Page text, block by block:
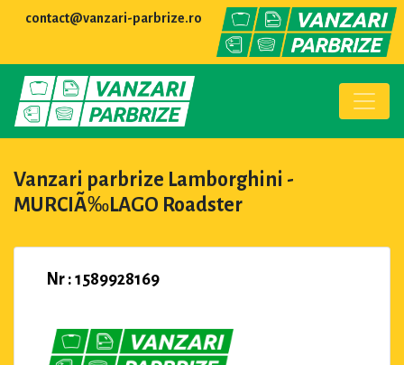
contact@vanzari-parbrize.ro
Vanzari parbrize Lamborghini -
MURCIÃ‰LAGO Roadster
Nr : 1589928169